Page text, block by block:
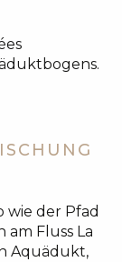
wie der Pfad
am Fluss La
Aquädukt,